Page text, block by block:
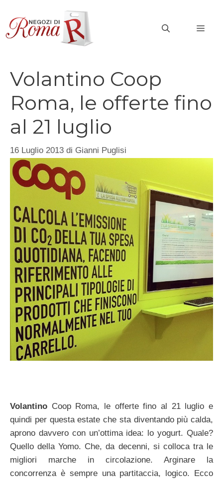
contenuto
Volantino Coop
Roma, le offerte fino
al 21 luglio
16 Luglio 2013 di Gianni Puglisi
Volantino Coop Roma, le offerte fino al 21 luglio e
quindi per questa estate che sta diventando più calda,
aprono davvero con un’ottima idea: lo yogurt. Quale?
Quello della Yomo. Che, da decenni, si colloca tra le
migliori marche in circolazione. Arginare la
concorrenza è sempre una partitaccia, logico. Ecco